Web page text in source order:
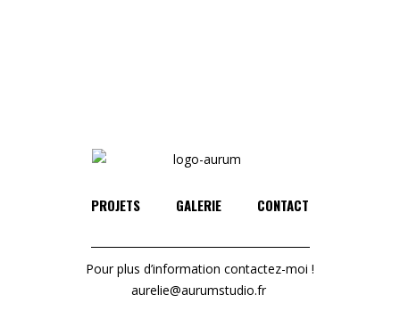
PROJETS GALERIE CONTACT
Pour plus d’information contactez-moi !
aurelie@aurumstudio.fr